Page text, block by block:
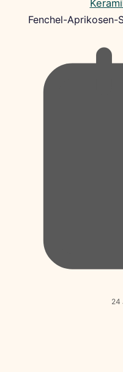
Fenchel-Aprikosen-
24